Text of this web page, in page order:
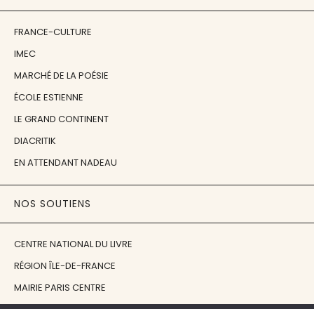
FRANCE-CULTURE
IMEC
MARCHÉ DE LA POÉSIE
ÉCOLE ESTIENNE
LE GRAND CONTINENT
DIACRITIK
EN ATTENDANT NADEAU
NOS SOUTIENS
CENTRE NATIONAL DU LIVRE
RÉGION ÎLE-DE-FRANCE
MAIRIE PARIS CENTRE